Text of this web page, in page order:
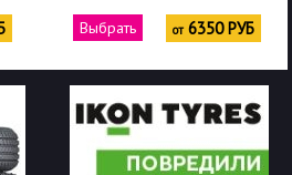
Выбрать от6350 РУБ